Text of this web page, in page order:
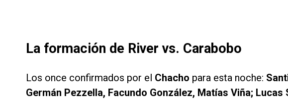
La formación de River vs. Carabobo
Los once confirmados por el Chacho para esta noche:
Germán Pezzella, Facundo González, Matías Viña; Lucas